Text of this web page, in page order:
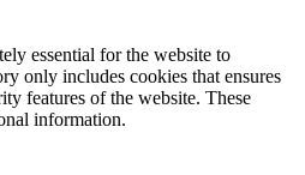
essential for the website to
only includes cookies that ensures
features of the website. These
information.